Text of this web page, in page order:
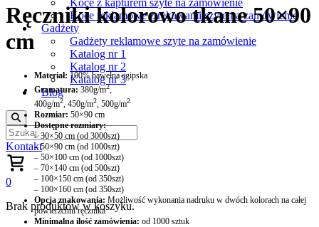
Koce z kapturem szyte na zamówienie
Koce reklamowe z rękawami szyte na zamówienie
Gadżety
Gadżety reklamowe szyte na zamówienie
Katalog nr 1
Katalog nr 2
Katalog nr 3
Blog
Kontakt
0
Brak produktów w koszyku.
Ręczniki kolorowo tkane 50×90
cm
Materiał: 100% bawełna egipska
Gramatura: 380g/m2,
400g/m2, 450g/m2, 500g/m2
Rozmiar: 50×90 cm
Dostępne rozmiary:
– 30×50 cm (od 3000szt)
– 50×90 cm (od 1000szt)
– 50×100 cm (od 1000szt)
– 70×140 cm (od 500szt)
– 100×150 cm (od 350szt)
– 100×160 cm (od 350szt)
Opcja znakowania: Możliwość wykonania nadruku w dwóch kolorach na całej
powierzchni ręcznika
Minimalna ilość zamówienia: od 1000 sztuk